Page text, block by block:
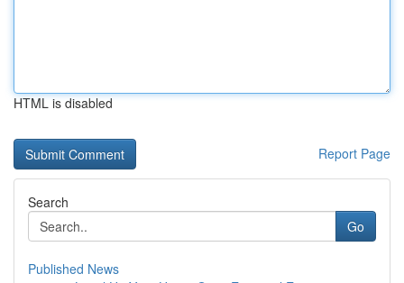
HTML is disabled
Report Page
Search
Go
Published News